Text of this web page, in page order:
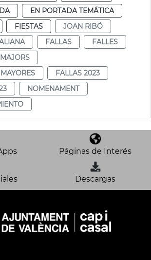
EN PORTADA TEMÁTICA
FIESTAS
JOAN RIBÓ
FALLAS
FALLES
FALLAS 2023
NOMENAMENT
Páginas de Interés
Descargas